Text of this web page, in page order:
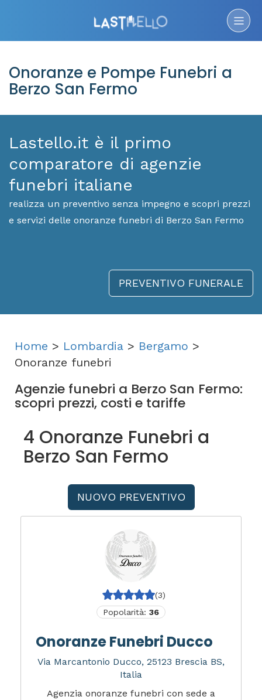
Onoranze e Pompe Funebri a
Berzo San Fermo
Lastello.it è il primo
comparatore di agenzie
funebri italiane
realizza un preventivo senza impegno e scopri prezzi
e servizi delle onoranze funebri di Berzo San Fermo
PREVENTIVO FUNERALE
Home > Lombardia > Bergamo >
Onoranze funebri
Agenzie funebri a Berzo San Fermo:
scopri prezzi, costi e tariffe
4 Onoranze Funebri a
Berzo San Fermo
NUOVO PREVENTIVO
(3)
Popolarità: 36
Onoranze Funebri Ducco
Via Marcantonio Ducco, 25123 Brescia BS,
Italia
Agenzia onoranze funebri con sede a